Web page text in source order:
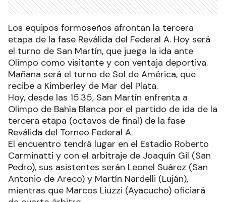
Los equipos formoseños afrontan la tercera
etapa de la fase Reválida del Federal A. Hoy será
el turno de San Martín, que juega la ida ante
Olimpo como visitante y con ventaja deportiva.
Mañana será el turno de Sol de América, que
recibe a Kimberley de Mar del Plata.
Hoy, desde las 15.35, San Martín enfrenta a
Olimpo de Bahía Blanca por el partido de ida de la
tercera etapa (octavos de final) de la fase
Reválida del Torneo Federal A.
El encuentro tendrá lugar en el Estadio Roberto
Carminatti y con el arbitraje de Joaquín Gil (San
Pedro), sus asistentes serán Leonel Suárez (San
Antonio de Areco) y Martín Nardelli (Luján),
mientras que Marcos Liuzzi (Ayacucho) oficiará